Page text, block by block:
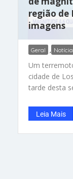
região de
imagens
Geral ,
Um
cidade de
tarde desta
às 16h20 e
Highland
pela polícia
Leia Mais